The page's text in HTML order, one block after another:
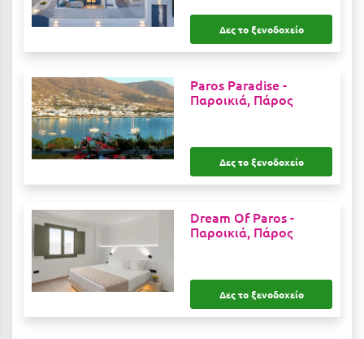
Κοκκώνι Κορινθίας
Κόρινθος
Κορώνη
Κουρούτα Ηλείας
Κρήτη
Κρουαζιέρες
Κύθηρα
Κυλλήνη
Δες το ξενοδοχείο
Paros Paradise -
Παροικιά, Πάρος
Δες το ξενοδοχείο
Dream Of Paros -
Παροικιά, Πάρος
Δες το ξενοδοχείο